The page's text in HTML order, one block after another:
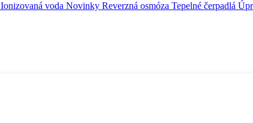
Ionizovaná voda Novinky Reverzná osmóza Tepelné čerpadlá